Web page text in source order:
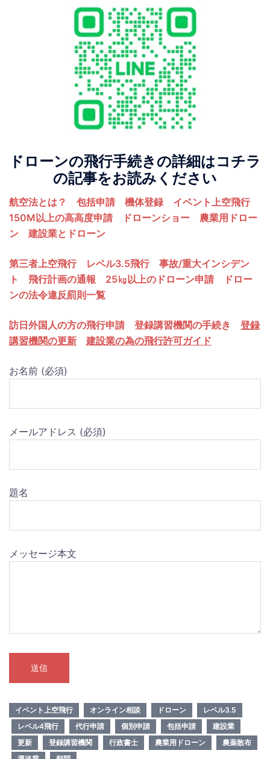
ドローンの飛行手続きの詳細はコチラ
の記事をお読みください
航空法とは？ 包括申請 機体登録
イベント上空飛行
150M以上の高高度申請
ドローンショー
農業用ドロー
ン
建設業とドローン
第三者上空飛行 レベル3.5飛行
事故/重大インシデン
ト
飛行計画の通報 25㎏以上のドローン申請
ドロー
ンの法令違反罰則一覧
訪日外国人の方の飛行申請 登録講習機関の手続き
登録
講習機関の更新
建設業の為の飛行許可ガイド
お名前 (必須)
メールアドレス (必須)
題名
メッセージ本文
イベント上空飛行 オンライン相談 ドローン
レベル3.5
レベル4飛行
代行申請 個別申請 包括申請
建設業
更新
登録講習機関 行政書士 農業用ドローン
農薬散布